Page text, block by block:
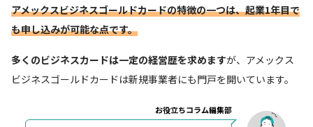
アメックスビジネスゴールドカードの特徴の一つは、起業1年目で
も申し込みが可能な点です。
多くのビジネスカードは一定の経営歴を求めますが、アメックス
ビジネスゴールドカードは新規事業者にも門戸を開いています。
お役立ちコラム編集部